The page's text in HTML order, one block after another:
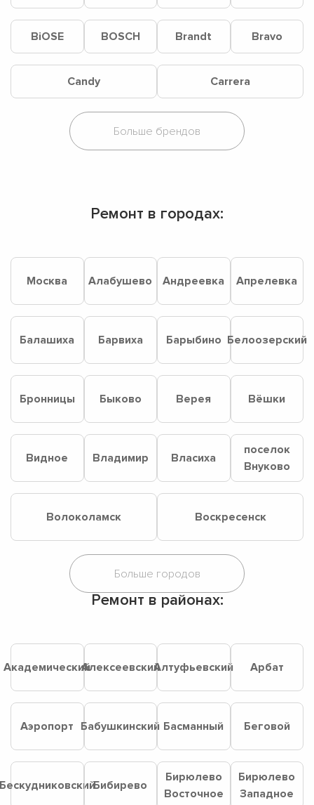
BiOSE BOSCH Brandt Bravo
Candy Carrera
Ремонт в городах:
Москва Алабушево Андреевка Апрелевка
Балашиха Барвиха Барыбино Белоозерский
Бронницы Быково Верея Вёшки
Видное Владимир Власиха
поселок
Внуково
Волоколамск Воскресенск
Ремонт в районах:
АкадемическийАлексеевскийАлтуфьевский Арбат
Аэропорт Бабушкинский Басманный Беговой
Бибирево
Бирюлево
Восточное
Бирюлево
Западное